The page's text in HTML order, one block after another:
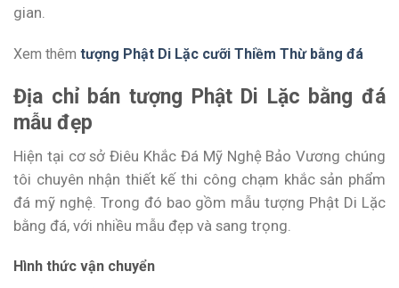
gian.
Xem thêm tượng Phật Di Lặc cưỡi Thiềm Thừ bằng đá
Địa chỉ bán tượng Phật Di Lặc bằng đá
mẫu đẹp
Hiện tại cơ sở Điêu Khắc Đá Mỹ Nghệ Bảo Vương chúng
tôi chuyên nhận thiết kế thi công chạm khắc sản phẩm
đá mỹ nghệ. Trong đó bao gồm mẫu tượng Phật Di Lặc
bằng đá, với nhiều mẫu đẹp và sang trọng.
Hình thức vận chuyển